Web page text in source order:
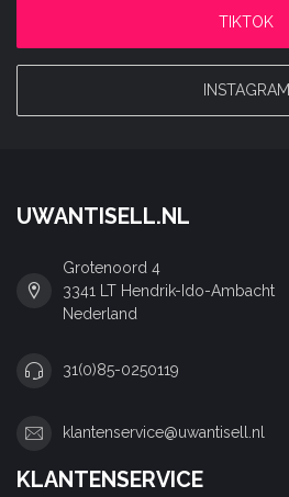
TIKTOK
INSTAGRAM
UWANTISELL.NL
Grotenoord 4
3341 LT Hendrik-Ido-Ambacht
Nederland
31(0)85-0250119
klantenservice@uwantisell.nl
KLANTENSERVICE